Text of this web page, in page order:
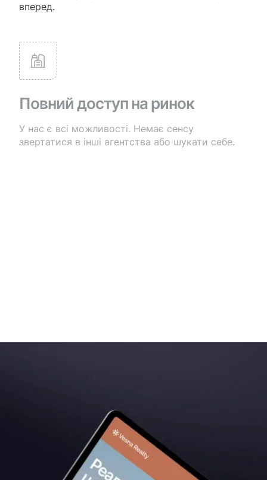
вперед.
Повний доступ на ринок
У нас є всі можливості. Немає сенсу
звертатися в інші агентства або шукати себе.